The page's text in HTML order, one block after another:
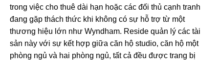
trong việc cho thuê dài hạn hoặc các đối thủ cạnh tranh
đang gặp thách thức khi không có sự hỗ trợ từ một
thương hiệu lớn như Wyndham. Reside quản lý các tài
sản này với sự kết hợp giữa căn hộ studio, căn hộ một
phòng ngủ và hai phòng ngủ, tất cả đều được trang bị